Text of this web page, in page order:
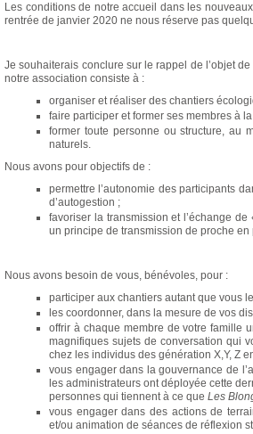
Les conditions de notre accueil dans les
rentrée de janvier 2020 ne nous réserve pas
Je souhaiterais conclure sur le rappel de l’objet
notre association consiste à :
organiser et réaliser des chantiers
faire participer et former ses membres à
former toute personne ou structure, au
naturels.
Nous avons pour objectifs de :
permettre l’autonomie des participants
d’autogestion ;
favoriser la transmission et l’échange
un principe de transmission de proche en
Nous avons besoin de vous, bénévoles, pour :
participer aux chantiers autant que vous
les coordonner, dans la mesure de vos
offrir à chaque membre de votre famille
magnifiques sujets de conversation qui
chez les individus des génération X,Y, Z
vous engager dans la gouvernance de
les administrateurs ont déployée cette
personnes qui tiennent à ce que Les
vous engager dans des actions de
et/ou animation de séances de réflexion